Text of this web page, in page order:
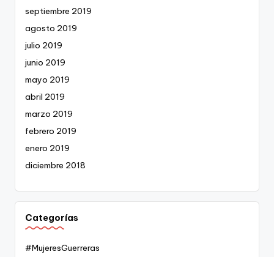
septiembre 2019
agosto 2019
julio 2019
junio 2019
mayo 2019
abril 2019
marzo 2019
febrero 2019
enero 2019
diciembre 2018
Categorías
#MujeresGuerreras